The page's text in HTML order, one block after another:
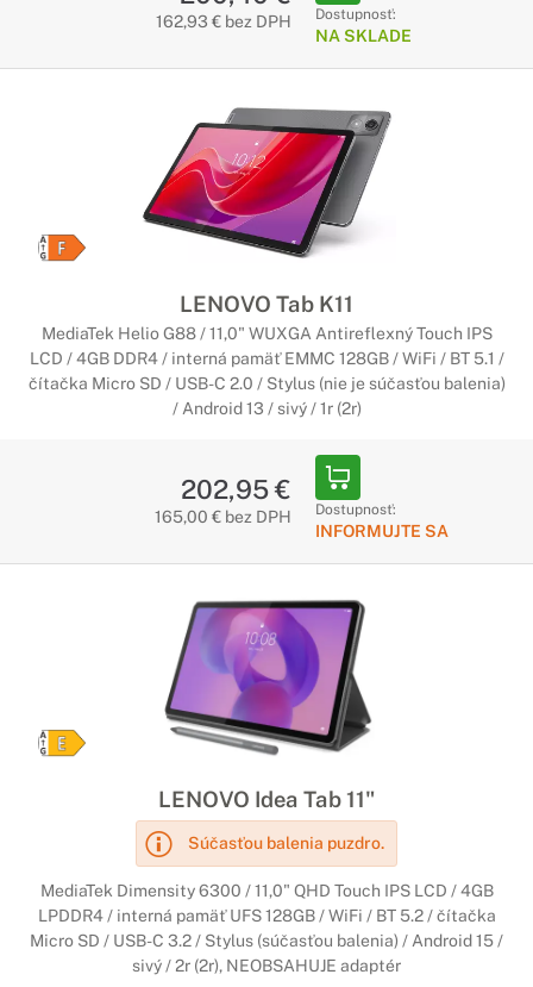
162,93 € bez DPH Dostupnosť:
NA SKLADE
LENOVO Tab K11
MediaTek Helio G88 / 11,0" WUXGA Antireflexný Touch IPS
LCD / 4GB DDR4 / interná pamäť EMMC 128GB / WiFi / BT 5.1 /
čítačka Micro SD / USB-C 2.0 / Stylus (nie je súčasťou balenia)
/ Android 13 / sivý / 1r (2r)
202,95 €
165,00 € bez DPH Dostupnosť:
INFORMUJTE SA
LENOVO Idea Tab 11"
Súčasťou balenia puzdro.
MediaTek Dimensity 6300 / 11,0" QHD Touch IPS LCD / 4GB
LPDDR4 / interná pamäť UFS 128GB / WiFi / BT 5.2 / čítačka
Micro SD / USB-C 3.2 / Stylus (súčasťou balenia) / Android 15 /
sivý / 2r (2r), NEOBSAHUJE adaptér